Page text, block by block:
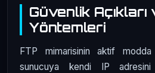
Güvenlik
Yöntemleri
FTP mimarisinin aktif modda
sunucuya kendi IP